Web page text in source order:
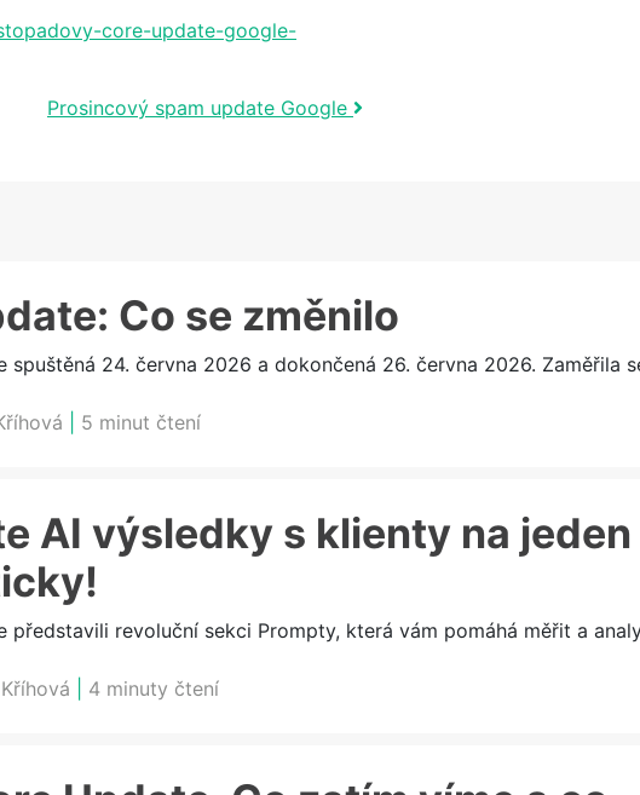
core-update-google-
Prosincový spam update Google
Co se změnilo
24. června 2026 a dokončená 26. června 2026. Zaměřila
5 minut čtení
AI výsledky s klienty na jeden
revoluční sekci Prompty, která vám pomáhá měřit a
4 minuty čtení